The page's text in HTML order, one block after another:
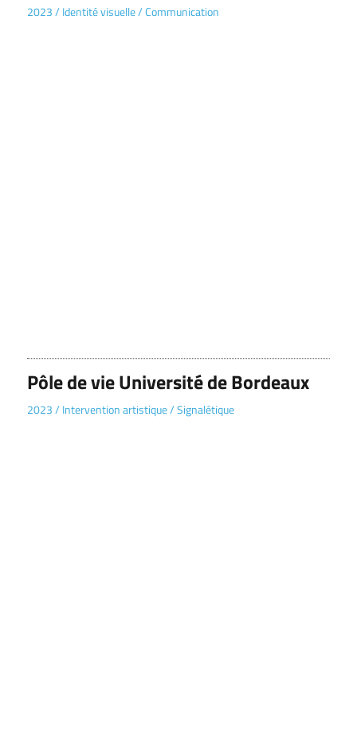
2023/Identité visuelle/Communication
Pôle de vie Université de Bordeaux
2023/Intervention artistique/Signalétique